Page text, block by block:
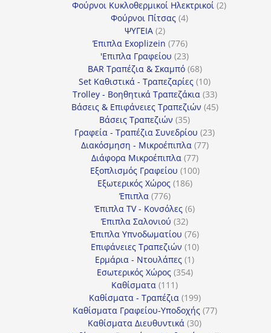
προϊόν
Φούρνοι Κυκλοθερμικοί Ηλεκτρικοί 22
Φούρνοι Πίτσας 44
ΨΥΓΕΙΑ 22
προϊόντα
Έπιπλα Exoplizein 776776
προϊόντα
'Επιπλα Γραφείου 2323
προϊόντα
BAR Τραπέζια & Σκαμπό 6868
προϊόντα
Set Καθιστικά - Τραπεζαρίες 1010
προϊόντα
Trolley - Βοηθητικά Τραπεζάκια 3333
προϊόντα
Βάσεις & Επιφάνειες Τραπεζιών 4545
Βάσεις Τραπεζιών 3535
προϊόντα
Γραφεία - Τραπέζια Συνεδρίου 2323
Διακόσμηση - Μικροέπιπλα 7777
Διάφορα Μικροέπιπλα 7777
προϊόντα
Εξοπλισμός Γραφείου 100100
Εξωτερικός Χώρος 186186
Έπιπλα 776776
προϊόντα
Έπιπλα TV - Κονσόλες 66
Έπιπλα Σαλονιού 3232
προϊόντα
Έπιπλα Υπνοδωματίου 7676
προϊόντα
Επιφάνειες Τραπεζιών 1010
Ερμάρια - Ντουλάπες 11
προϊόν
Εσωτερικός Χώρος 354354
Καθίσματα 111111
προϊόντα
Καθίσματα - Τραπέζια 199199
προϊόντα
Καθίσματα Γραφείου-Υποδοχής 7777
Καθίσματα Διευθυντικά 3030